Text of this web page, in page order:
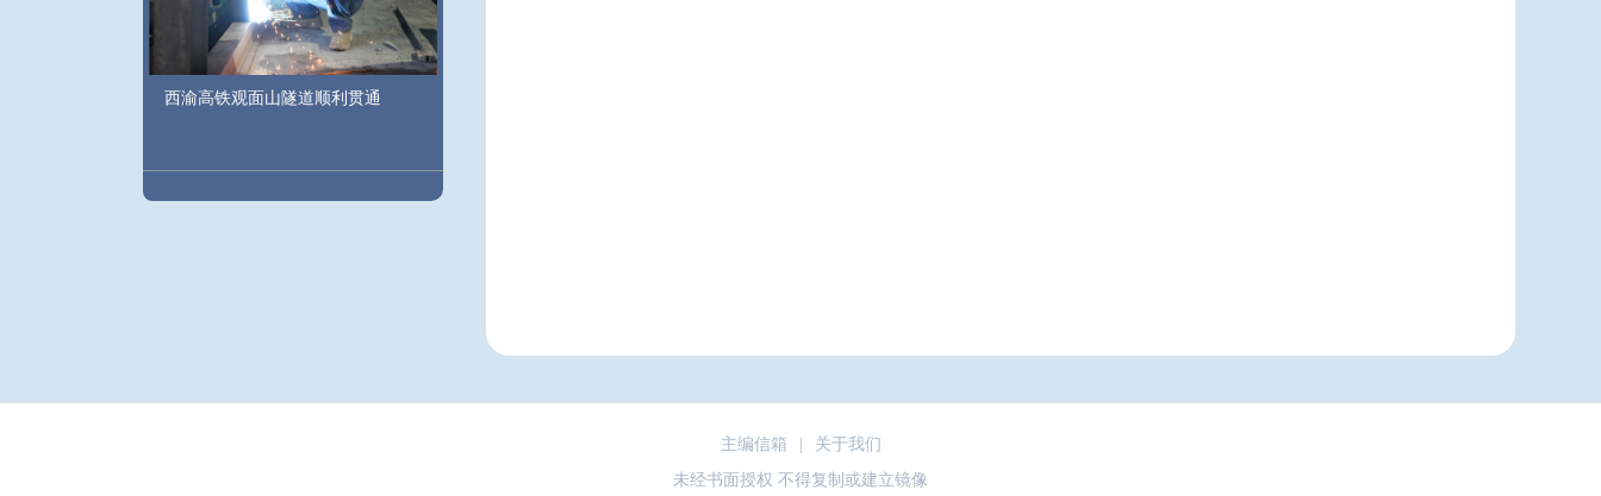
西渝高铁观面山隧道顺利贯通
主编信箱
关于我们
未经书面授权 不得复制或建立镜像